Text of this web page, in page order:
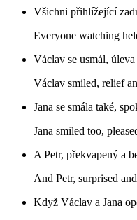
Všichni přihlížející
Everyone watching
Václav se usmál,
Václav smiled, relief
Jana se smála také,
Jana smiled too,
A Petr, překvapený a
And Petr, surprised
Když Václav a Jana